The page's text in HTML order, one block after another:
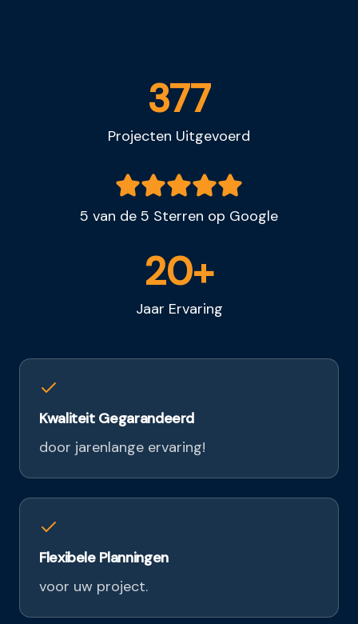
377
Projecten Uitgevoerd
5 van de 5 Sterren op Google
20+
Jaar Ervaring
Kwaliteit Gegarandeerd
door jarenlange ervaring!
Flexibele Planningen
voor uw project.